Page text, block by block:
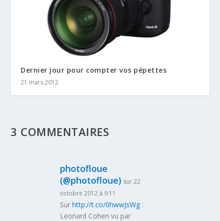
Dernier jour pour compter vos pépettes
21 mars 2012
3 COMMENTAIRES
photofloue
(@photofloue) sur 22
octobre 2012 à 9:11
Surhttp://t.co/0hwwJsWg :
Leonard Cohen vu par